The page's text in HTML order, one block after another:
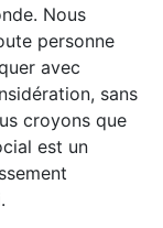
Nous
personne
avec
sans
croyons que
est un